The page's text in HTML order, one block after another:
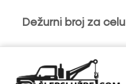
Dežurni broj za celu